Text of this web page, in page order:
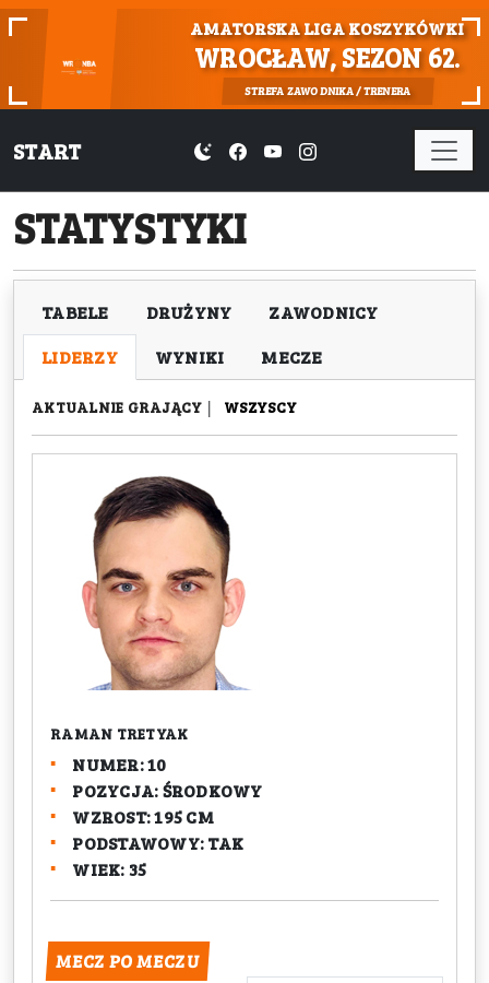
AMATORSKA LIGA KOSZYKÓWKI
WROCŁAW, SEZON 62.
STREFA ZAWODNIKA / TRENERA
START
STATYSTYKI
TABELE DRUŻYNY
ZAWODNICY
LIDERZY
WYNIKI MECZE
AKTUALNIE GRAJĄCY | WSZYSCY
RAMAN TRETYAK
NUMER: 10
POZYCJA: ŚRODKOWY
WZROST: 195 CM
PODSTAWOWY: TAK
WIEK: 35
MECZ PO MECZU